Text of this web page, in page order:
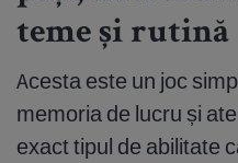
teme și rutină
Acesta este un joc
memoria de lucru și
exact tipul de abilitate